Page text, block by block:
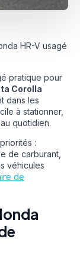
HR-V usagé
pratique pour
Corolla
dans les
à stationner,
quotidien.
:
de carburant,
véhicules
de